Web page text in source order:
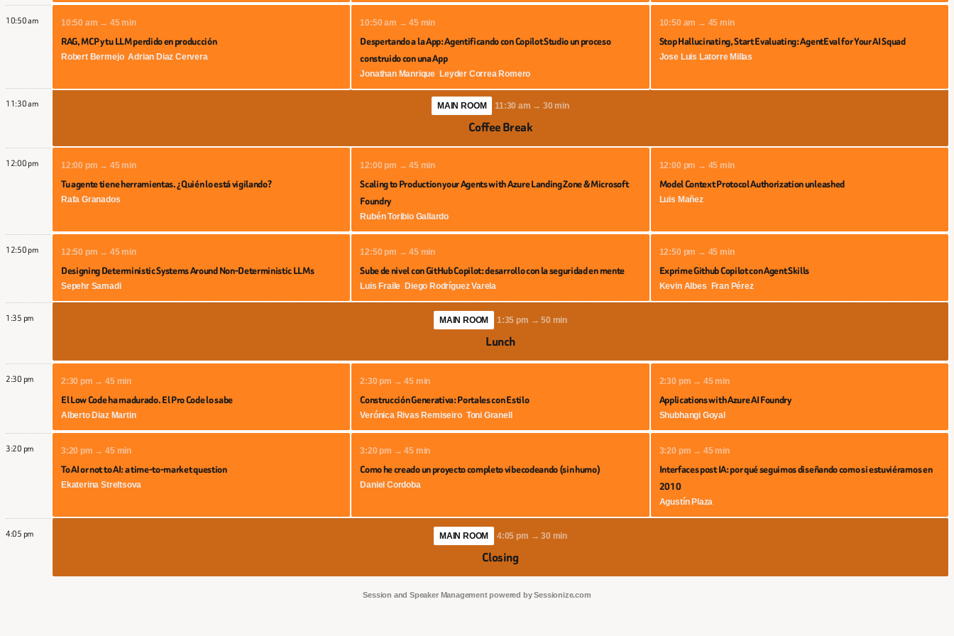
10:50 am 10:50 am → 45 min
RAG, MCP y tu LLM perdido en producción
Robert Bermejo Adrian Diaz Cervera
10:50 am → 45 min
Despertando a la App: Agentificando con Copilot Studio un proceso
construido con una App
Jonathan Manrique Leyder Correa Romero
10:50 am → 45 min
Stop Hallucinating, Start Evaluating: AgentEval for Your AI Squad
Jose Luis Latorre Millas
11:30 am MAIN ROOM 11:30 am → 30 min
Coffee Break
12:00 pm 12:00 pm → 45 min
Tu agente tiene herramientas. ¿Quién lo está vigilando?
Rafa Granados
12:00 pm → 45 min
Scaling to Production your Agents with Azure Landing Zone & Microsoft
Foundry
Rubén Toribio Gallardo
12:00 pm → 45 min
Model Context Protocol Authorization unleashed
Luis Mañez
12:50 pm 12:50 pm → 45 min
Designing Deterministic Systems Around Non-Deterministic LLMs
Sepehr Samadi
12:50 pm → 45 min
Sube de nivel con GitHub Copilot: desarrollo con la seguridad en mente
Luis Fraile Diego Rodríguez Varela
12:50 pm → 45 min
Exprime Github Copilot con Agent Skills
Kevin Albes Fran Pérez
1:35 pm MAIN ROOM 1:35 pm → 50 min
Lunch
2:30 pm 2:30 pm → 45 min
El Low Code ha madurado. El Pro Code lo sabe
Alberto Diaz Martin
2:30 pm → 45 min
Construcción Generativa: Portales con Estilo
Verónica Rivas Remiseiro Toni Granell
2:30 pm → 45 min
Applications with Azure AI Foundry
Shubhangi Goyal
3:20 pm 3:20 pm → 45 min
To AI or not to AI: a time-to-market question
Ekaterina Streltsova
3:20 pm → 45 min
Como he creado un proyecto completo vibecodeando (sin humo)
Daniel Cordoba
3:20 pm → 45 min
Interfaces post IA: por qué seguimos diseñando como si estuviéramos en
2010
Agustín Plaza
4:05 pm MAIN ROOM 4:05 pm → 30 min
Closing
Session and Speaker Managementpowered bySessionize.com